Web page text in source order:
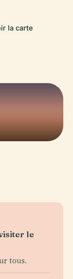
la carte
le
tous.